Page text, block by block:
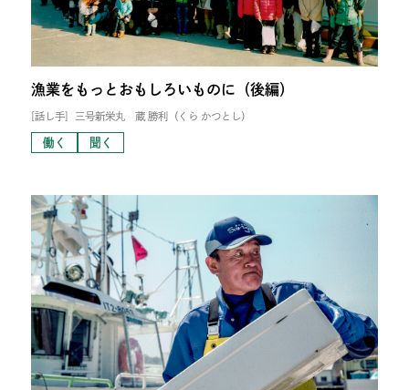
漁業をもっとおもしろいものに（後編）
[話し手] 三号新栄丸 蔵 勝利（くら かつとし）
働く 聞く